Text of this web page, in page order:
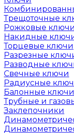
Трещоточные
Рожковые ключи
Накидные
Торцевые ключи
Разрезные
Разводные
Свечные ключи
Радиусные
Балонные ключи
Трубные и
Заклепочники